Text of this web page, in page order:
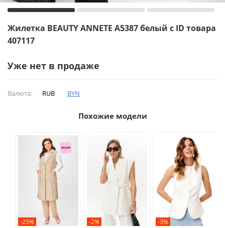
Жилетка BEAUTY ANNETE A5387 белый с ID товара
407117
Уже нет в продаже
Валюта: RUB BYN
Похожие модели
-25% -2% -3%